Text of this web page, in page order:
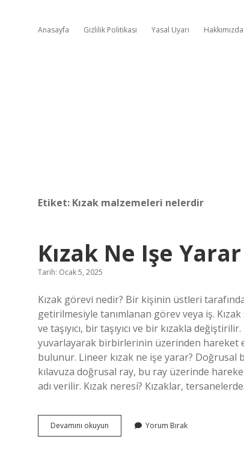
Anasayfa Gizlilik Politikası Yasal Uyarı Hakkımızda
Etiket: Kızak malzemeleri nelerdir
Kızak Ne Işe Yarar
Tarih: Ocak 5, 2025
Kızak görevi nedir? Bir kişinin üstleri
getirilmesiyle tanımlanan görev veya iş.
ve taşıyıcı, bir taşıyıcı ve bir kızakla
yuvarlayarak birbirlerinin üzerinden hareket
bulunur. Lineer kızak ne işe yarar?
kılavuza doğrusal ray, bu ray üzerinde
adı verilir. Kızak neresi? Kızaklar,
Devamını okuyun
Ne
Yorum Bırak